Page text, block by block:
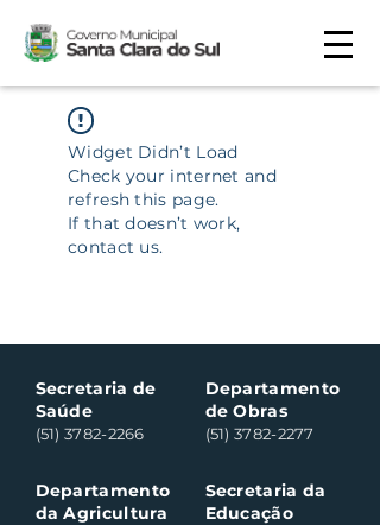
Widget Didn’t Load
Check your internet and
refresh this page.
If that doesn’t work,
contact us.
Secretaria de
Saúde
(51) 3782-2266
Departamento
da Agricultura
Departamento
de Obras
(51) 3782-2277
Secretaria da
Educação